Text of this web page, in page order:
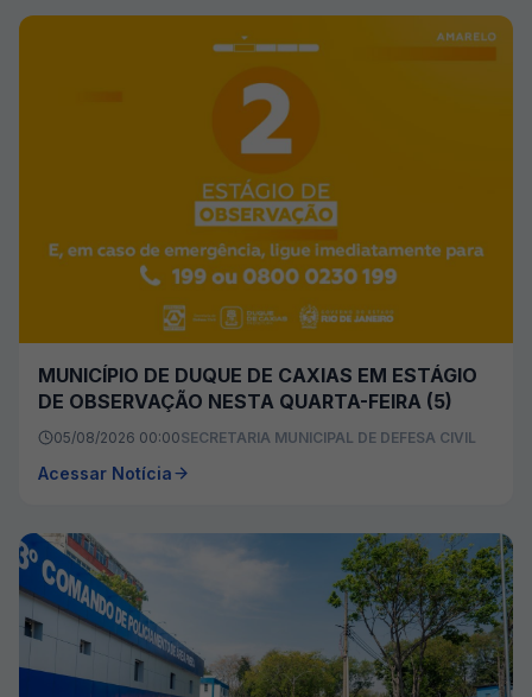
MUNICÍPIO DE DUQUE DE CAXIAS EM ESTÁGIO
DE OBSERVAÇÃO NESTA QUARTA-FEIRA (5)
05/08/2026 00:00SECRETARIA MUNICIPAL DE DEFESA CIVIL
Acessar Notícia